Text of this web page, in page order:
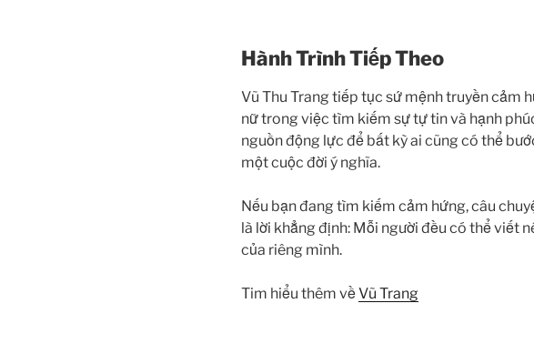
Hành Trình Tiếp Theo
Vũ Thu Trang tiếp tục sứ mệnh truyền cảm
nữ trong việc tìm kiếm sự tự tin và hạnh
nguồn động lực để bất kỳ ai cũng có thể
một cuộc đời ý nghĩa.
Nếu bạn đang tìm kiếm cảm hứng, câu
là lời khẳng định: Mỗi người đều có thể viết
của riêng mình.
Tim hiểu thêm vềVũ Trang